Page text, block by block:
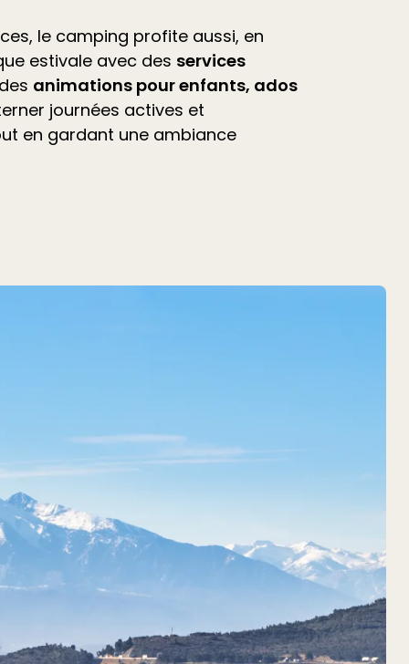
le camping profite aussi, en
estivale avec des services
animations pour enfants, ados
journées actives et
en gardant une ambiance